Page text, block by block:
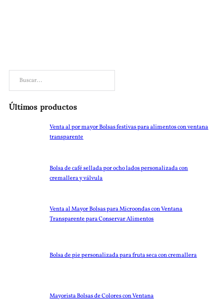
Últimos productos
Venta al por mayor Bolsas festivas para alimentos con ventana
transparente
Bolsa de café sellada por ocho lados personalizada con
cremallera y válvula
Venta al Mayor Bolsas para Microondas con Ventana
Transparente para Conservar Alimentos
Bolsa de pie personalizada para fruta seca con cremallera
Mayorista Bolsas de Colores con Ventana